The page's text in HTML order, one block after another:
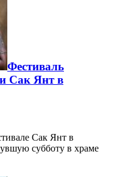
Фестиваль
Сак Янт в
Сак Янт в
субботу в храме